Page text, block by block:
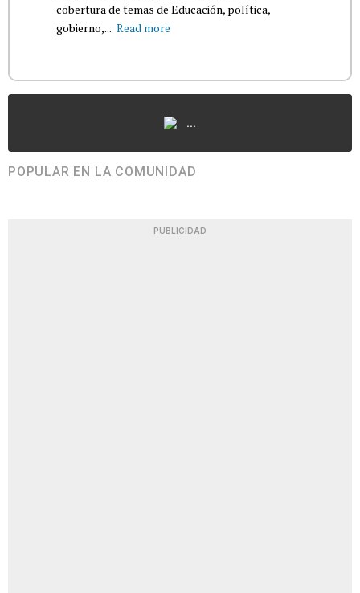
cobertura de temas de Educación, política,
gobierno,... Read more
...
POPULAR EN LA COMUNIDAD
PUBLICIDAD